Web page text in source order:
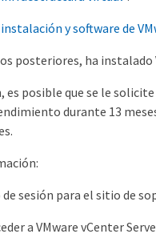
y software de
posteriores, ha
es posible que se le
durante 13
sesión para el sitio de
a VMware vCenter